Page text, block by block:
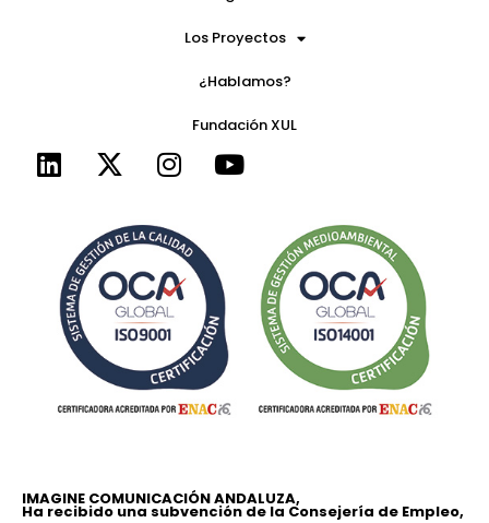
Los Proyectos
¿Hablamos?
Fundación XUL
IMAGINE COMUNICACIÓN ANDALUZA,
Ha recibido una subvención de la Consejería de Empleo,